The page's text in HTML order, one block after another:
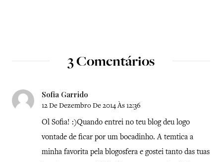
3 Comentários
Sofia Garrido
12 De Dezembro De 2014 Às 12:36
Ol Sofia! :)Quando entrei no teu blog deu logo
vontade de ficar por um bocadinho. A temtica a
minha favorita pela blogosfera e gostei tanto das tuas